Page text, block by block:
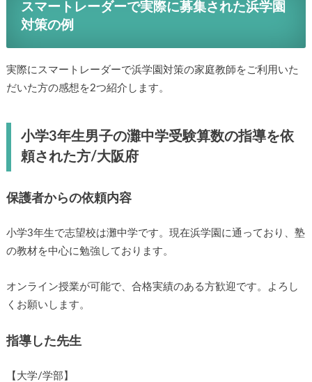
スマートレーダーで実際に募集された浜学園
対策の例
実際にスマートレーダーで浜学園対策の家庭教師をご利用いた
だいた方の感想を2つ紹介します。
小学3年生男子の灘中学受験算数の指導を依
頼された方/大阪府
保護者からの依頼内容
小学3年生で志望校は灘中学です。現在浜学園に通っており、塾
の教材を中心に勉強しております。
オンライン授業が可能で、合格実績のある方歓迎です。よろし
くお願いします。
指導した先生
【大学/学部】